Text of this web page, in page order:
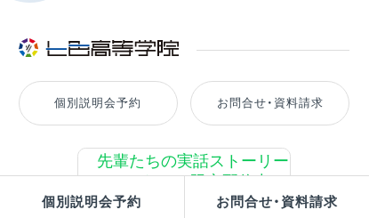
個別説明会予約 お問合せ・資料請求
個別説明会予約 お問合せ・資料請求